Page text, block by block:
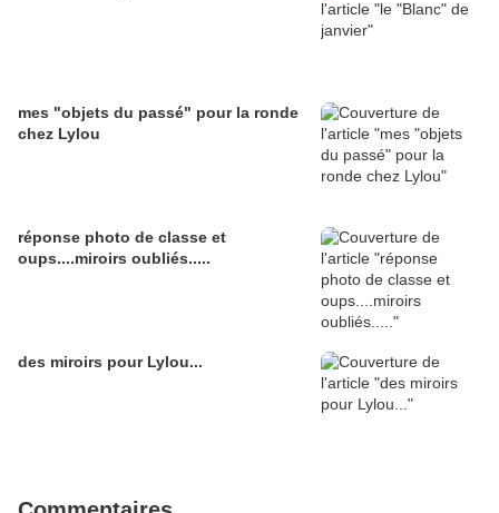
mes "objets du passé" pour la ronde
chez Lylou
réponse photo de classe et
oups....miroirs oubliés.....
des miroirs pour Lylou...